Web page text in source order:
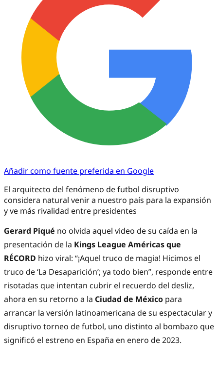
Añadir como fuente preferida en Google
El arquitecto del fenómeno de futbol disruptivo
considera natural venir a nuestro país para la expansión
y ve más rivalidad entre presidentes
Gerard Piqué no olvida aquel video de su caída en la
presentación de la Kings League Américas que
RÉCORD hizo viral: “¡Aquel truco de magia! Hicimos el
truco de ‘La Desaparición’; ya todo bien”, responde entre
risotadas que intentan cubrir el recuerdo del desliz,
ahora en su retorno a la Ciudad de México para
arrancar la versión latinoamericana de su espectacular y
disruptivo torneo de futbol, uno distinto al bombazo que
significó el estreno en España en enero de 2023.